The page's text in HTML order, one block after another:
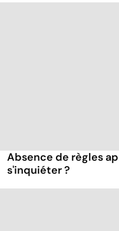
Absence de règles
s'inquiéter ?